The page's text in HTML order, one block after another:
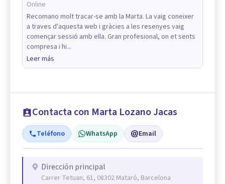
Online
Recomano molt tracar-se amb la Marta. La vaig coneixer
a traves d'aquesta web i gràcies a les resenyes vaig
començar sessió amb ella. Gran profesional, on et sents
compresa i hi...
Leer más
Contacta con Marta Lozano Jacas
Teléfono WhatsApp Email
Dirección principal
Carrer Tetuan, 61, 08302 Mataró, Barcelona